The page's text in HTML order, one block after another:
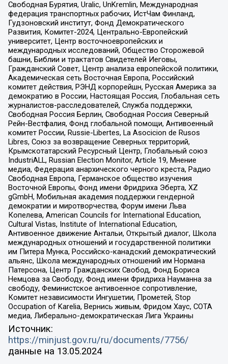
Свободная Бурятия, Uralic, UnKremlin, Международная
федерация транспортных рабочих, ИстЧам Финланд,
Гудзоновский институт, Фонд Демократического
Развития, Комитет-2024, Центрально-Европейский
университет, Центр восточноевропейских и
международных исследований, Общество Сторожевой
башни, Библии и трактатов Свидетелей Иеговы,
Гражданский Совет, Центр анализа европейской политики,
Академическая сеть Восточная Европа, Российский
комитет действия, РЭНД корпорейшн, Русская Америка за
демократию в России, Настоящая Россия, Глобальная сеть
журналистов-расследователей, Служба поддержки,
Свободная Россия Берлин, Свободная Россия Северный
Рейн-Вестфалия, Фонд глобальной помощи, Антивоенный
комитет России, Russie-Libertes, La Asocicion de Rusos
Libres, Союз за возвращение Северных территорий,
Крымскотатарский Ресурсный Центр, Глобальный союз
IndustriALL, Russian Election Monitor, Article 19, Мнение
медиа, Федерация анархического черного креста, Радио
Свободная Европа, Германское общество изучения
Восточной Европы, Фонд имени Фридриха Эберта, XZ
gGmbH, Мобильная академия поддержки гендерной
демократии и миротворчества, Форум имени Льва
Копелева, American Councils for International Education,
Cultural Vistas, Institute of International Education,
Антивоенное движение Антальи, Открытый диалог, Школа
международных отношений и государственной политики
им Питера Мунка, Российско-канадский демократический
альянс, Школа международных отношений им Нормана
Патерсона, Центр Гражданских Свобод, Фонд Бориса
Немцова за Свободу, Фонд имени Фридриха Науманна за
свободу, Феминистское антивоенное сопротивление,
Комитет независимости Ингушетии, Прометей, Stop
Occupation of Karelia, Вернись живым, Фридом Хаус, СОТА
медиа, Либерально-демократическая Лига Украины
Источник:
https://minjust.gov.ru/ru/documents/7756/
данные на 13.05.2024